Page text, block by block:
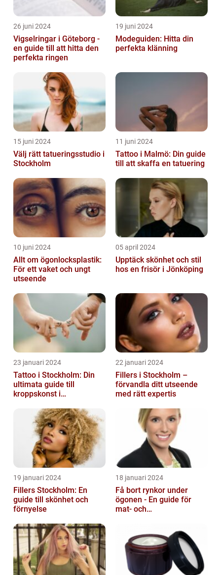
26 juni 2024
Vigselringar i Göteborg -
en guide till att hitta den
perfekta ringen
19 juni 2024
Modeguiden: Hitta din
perfekta klänning
15 juni 2024
Välj rätt tatueringsstudio i
Stockholm
11 juni 2024
Tattoo i Malmö: Din guide
till att skaffa en tatuering
10 juni 2024
Allt om ögonlocksplastik:
För ett vaket och ungt
utseende
05 april 2024
Upptäck skönhet och stil
hos en frisör i Jönköping
23 januari 2024
Tattoo i Stockholm: Din
ultimata guide till
kroppskonst i
22 januari 2024
Fillers i Stockholm –
förvandla ditt utseende
med rätt expertis
19 januari 2024
Fillers Stockholm: En
guide till skönhet och
förnyelse
18 januari 2024
Få bort rynkor under
ögonen - En guide för
mat- och